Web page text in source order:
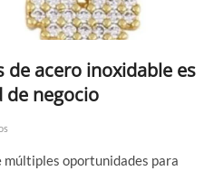
de acero inoxidable es
negocio
múltiples oportunidades para